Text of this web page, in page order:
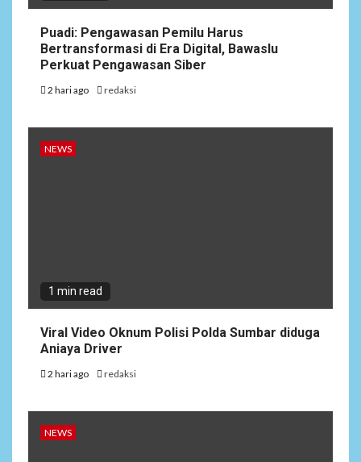
Puadi: Pengawasan Pemilu Harus
Bertransformasi di Era Digital, Bawaslu
Perkuat Pengawasan Siber
2 hari ago redaksi
NEWS
1 min read
Viral Video Oknum Polisi Polda Sumbar diduga
Aniaya Driver
2 hari ago redaksi
NEWS